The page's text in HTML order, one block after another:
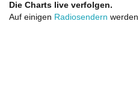
Die Charts live verfolgen.
Auf einigen Radiosendern